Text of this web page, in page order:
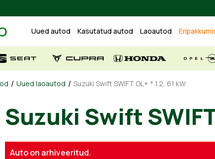
Uued autod Kasutatud autod Laoautod
/ Uued laoautod / Suzuki Swift SWIFT GL+ * 1.2, 61 kW
Suzuki Swift
Auto on arhiveeritud.